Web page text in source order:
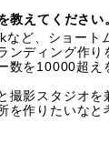
教えてください
ど、ショート
ディング作り
数を10000超え
撮影スタジオを
作りたいなと